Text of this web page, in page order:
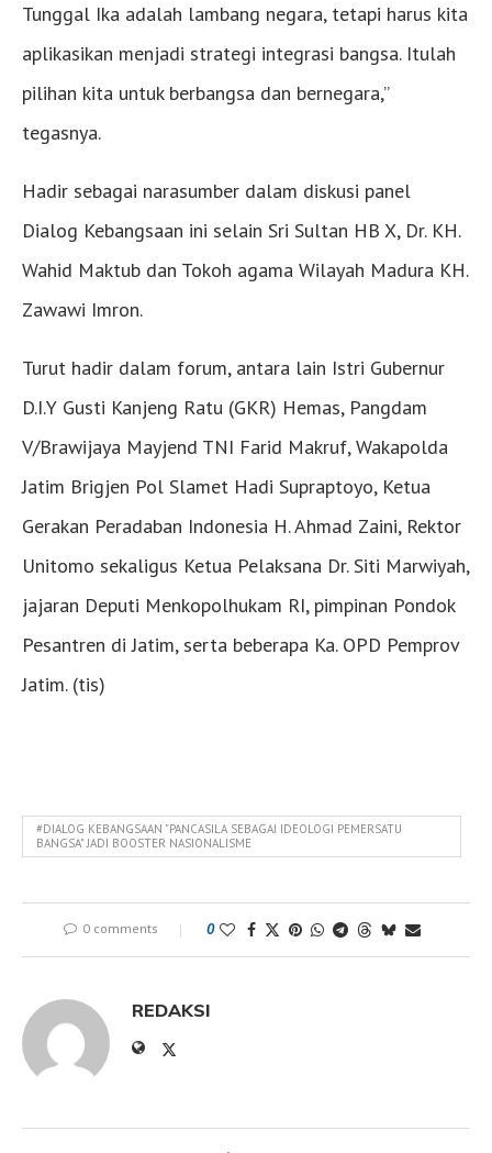
Tunggal Ika adalah lambang negara, tetapi harus kita
aplikasikan menjadi strategi integrasi bangsa. Itulah
pilihan kita untuk berbangsa dan bernegara,”
tegasnya.
Hadir sebagai narasumber dalam diskusi panel
Dialog Kebangsaan ini selain Sri Sultan HB X, Dr. KH.
Wahid Maktub dan Tokoh agama Wilayah Madura KH.
Zawawi Imron.
Turut hadir dalam forum, antara lain Istri Gubernur
D.I.Y Gusti Kanjeng Ratu (GKR) Hemas, Pangdam
V/Brawijaya Mayjend TNI Farid Makruf, Wakapolda
Jatim Brigjen Pol Slamet Hadi Supraptoyo, Ketua
Gerakan Peradaban Indonesia H. Ahmad Zaini, Rektor
Unitomo sekaligus Ketua Pelaksana Dr. Siti Marwiyah,
jajaran Deputi Menkopolhukam RI, pimpinan Pondok
Pesantren di Jatim, serta beberapa Ka. OPD Pemprov
Jatim. (tis)
#DIALOG KEBANGSAAN "PANCASILA SEBAGAI IDEOLOGI PEMERSATU
BANGSA" JADI BOOSTER NASIONALISME
0 comments 0
REDAKSI